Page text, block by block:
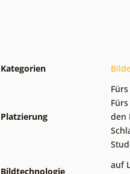
Kategorien
Platzierung
den
Bildtechnologie
auf